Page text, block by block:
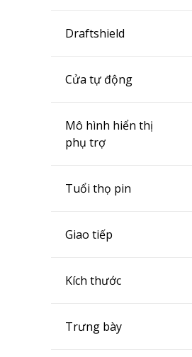
Draftshield
Cửa tự động
Mô hình hiển thị
phụ trợ
Tuổi thọ pin
Giao tiếp
Kích thước
Trưng bày